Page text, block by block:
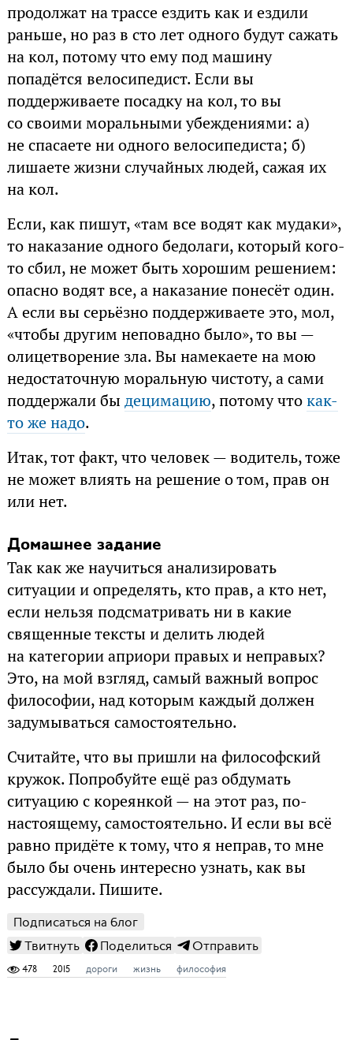
продолжат на трассе ездить как и ездили
раньше, но раз в сто лет одного будут сажать
на кол, потому что ему под машину
попадётся велосипедист. Если вы
поддерживаете посадку на кол, то вы
со своими моральными убеждениями: а)
не спасаете ни одного велосипедиста; б)
лишаете жизни случайных людей, сажая их
на кол.
Если, как пишут, «там все водят как мудаки»,
то наказание одного бедолаги, который кого-
то сбил, не может быть хорошим решением:
опасно водят все, а наказание понесёт один.
А если вы серьёзно поддерживаете это, мол,
«чтобы другим неповадно было», то вы —
олицетворение зла. Вы намекаете на мою
недостаточную моральную чистоту, а сами
поддержали бы децимацию, потому чтокак-
то же надо.
Итак, тот факт, что человек — водитель, тоже
не может влиять на решение о том, прав он
или нет.
Домашнее задание
Так как же научиться анализировать
ситуации и определять, кто прав, а кто нет,
если нельзя подсматривать ни в какие
священные тексты и делить людей
на категории априори правых и неправых?
Это, на мой взгляд, самый важный вопрос
философии, над которым каждый должен
задумываться самостоятельно.
Считайте, что вы пришли на философский
кружок. Попробуйте ещё раз обдумать
ситуацию с кореянкой — на этот раз, по-
настоящему, самостоятельно. И если вы всё
равно придёте к тому, что я неправ, то мне
было бы очень интересно узнать, как вы
рассуждали. Пишите.
Подписаться на блог
Твитнуть
Поделиться Отправить
478 2015 дороги жизнь философия